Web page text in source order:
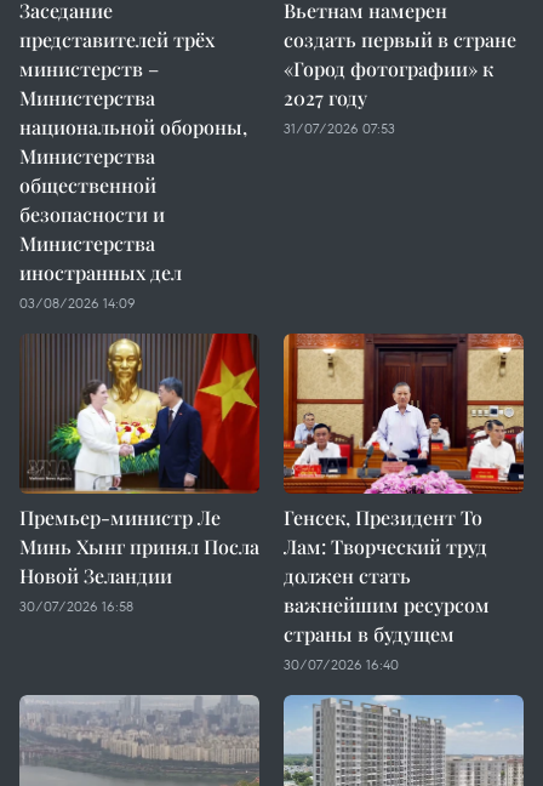
Заседание
представителей трёх
министерств –
Министерства
национальной обороны,
Министерства
общественной
безопасности и
Министерства
иностранных дел
03/08/2026 14:09
Вьетнам намерен
создать первый в стране
«Город фотографии» к
2027 году
31/07/2026 07:53
Премьер-министр Ле
Минь Хынг принял Посла
Новой Зеландии
30/07/2026 16:58
Генсек, Президент То
Лам: Творческий труд
должен стать
важнейшим ресурсом
страны в будущем
30/07/2026 16:40